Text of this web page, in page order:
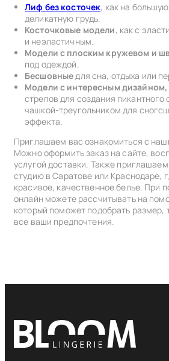
Лиф без косточек, как на
деликатную грудь.
Косточковые модели, как с
и неэластичным.
Модели с плоским кружевом и
под одеждой.
Бесшовные для сна, отдыха или
Модели с интересным дизайном,
стрепов для создания пикантного
чашкой-треугольником для
эффекта.
Приглашаем вас ознакомиться с
Можно оформить заказ на сайте,
услугой доставки. Также
студию в Саратове или Краснодаре,
красивое, качественное белье. При
онлайн можете рассчитывать на
который поможет подобрать размер,
все ваши предпочтения.